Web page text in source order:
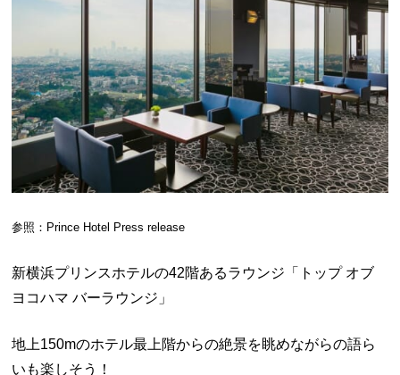
参照：Prince Hotel Press release
新横浜プリンスホテルの42階あるラウンジ「トップ オブ
ヨコハマ バーラウンジ」
地上150mのホテル最上階からの絶景を眺めながらの語ら
いも楽しそう！